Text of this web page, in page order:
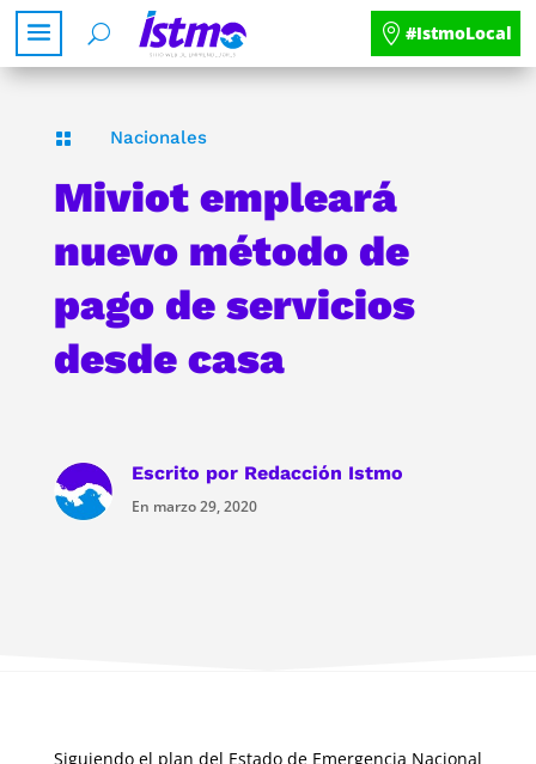
#IstmoLocal
 Nacionales
Miviot empleará
nuevo método de
pago de servicios
desde casa
Escrito por Redacción Istmo
En marzo 29, 2020
Siguiendo el plan del Estado de Emergencia Nacional